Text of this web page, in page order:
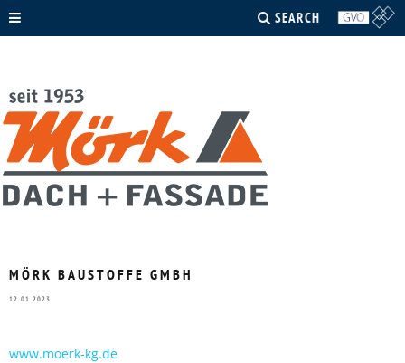
SEARCH
MÖRK BAUSTOFFE GMBH
12.01.2023
www.moerk-kg.de